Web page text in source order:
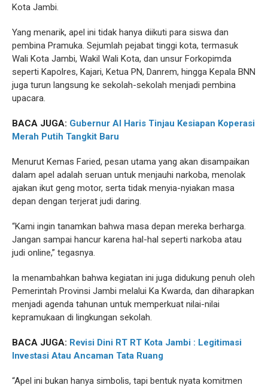
Kota Jambi.
Yang menarik, apel ini tidak hanya diikuti para siswa dan
pembina Pramuka. Sejumlah pejabat tinggi kota, termasuk
Wali Kota Jambi, Wakil Wali Kota, dan unsur Forkopimda
seperti Kapolres, Kajari, Ketua PN, Danrem, hingga Kepala BNN
juga turun langsung ke sekolah-sekolah menjadi pembina
upacara.
BACA JUGA: Gubernur Al Haris Tinjau Kesiapan Koperasi
Merah Putih Tangkit Baru
Menurut Kemas Faried, pesan utama yang akan disampaikan
dalam apel adalah seruan untuk menjauhi narkoba, menolak
ajakan ikut geng motor, serta tidak menyia-nyiakan masa
depan dengan terjerat judi daring.
“Kami ingin tanamkan bahwa masa depan mereka berharga.
Jangan sampai hancur karena hal-hal seperti narkoba atau
judi online,” tegasnya.
Ia menambahkan bahwa kegiatan ini juga didukung penuh oleh
Pemerintah Provinsi Jambi melalui Ka Kwarda, dan diharapkan
menjadi agenda tahunan untuk memperkuat nilai-nilai
kepramukaan di lingkungan sekolah.
BACA JUGA: Revisi Dini RT RT Kota Jambi : Legitimasi
Investasi Atau Ancaman Tata Ruang
“Apel ini bukan hanya simbolis, tapi bentuk nyata komitmen